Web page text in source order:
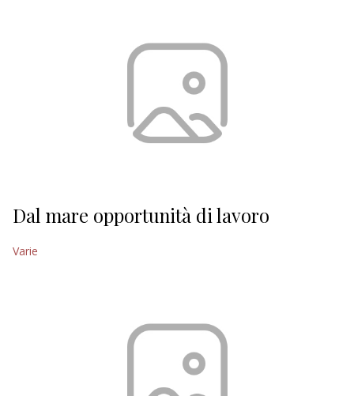
Dal mare opportunità di lavoro
Varie